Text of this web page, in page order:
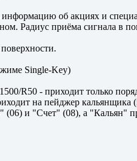
об акциях и
Радиус приёма сигнала в
Single-Key)
R50 - приходит только
на пейджер
и "Счет" (08), а "Кальян"